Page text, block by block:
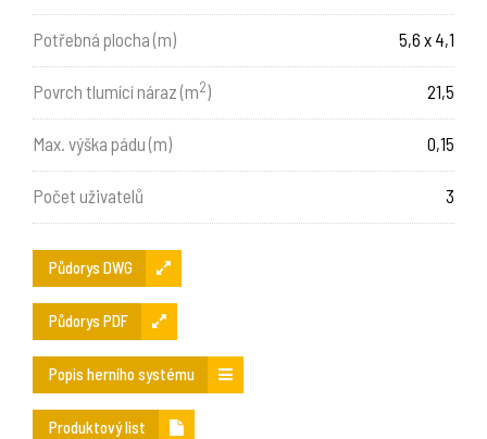
Potřebná plocha (m) 5,6 x 4,1
Povrch tlumící náraz (m2) 21,5
Max. výška pádu (m) 0,15
Počet uživatelů 3
Půdorys DWG
Půdorys PDF
Popis herního systému
Produktový list